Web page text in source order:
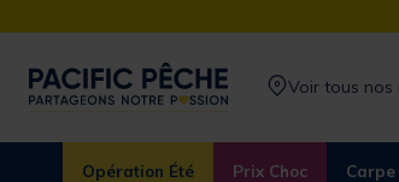
Voir tous nos
Opération Été Prix Choc Carpe